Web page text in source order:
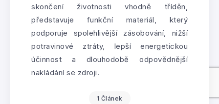
skončení životnosti vhodně tříděn,
představuje funkční materiál, který
podporuje spolehlivější zásobování, nižší
potravinové ztráty, lepší energetickou
účinnost a dlouhodobě odpovědnější
nakládání se zdroji.
1 Článek